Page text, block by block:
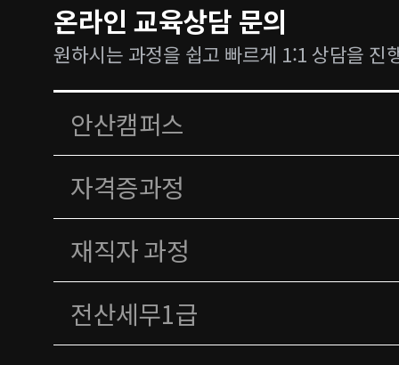
온라인 교육상담 문의
원하시는 과정을 쉽고 빠르게 1:1 상담을 진